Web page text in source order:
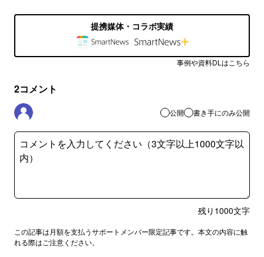
提携媒体・コラボ実績
事例や資料DLはこちら
2コメント
公開 書き手にのみ公開
残り 1000文字
この記事は月額を支払うサポートメンバー限定記事です。本文の内容に触
れる際はご注意ください。